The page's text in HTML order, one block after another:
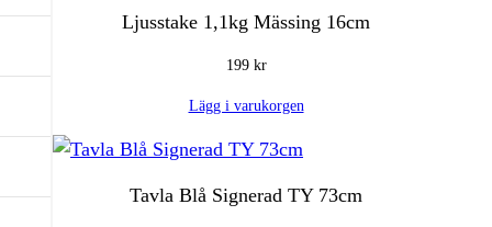
Ljusstake 1,1kg Mässing 16cm
199 kr
Lägg i varukorgen
Tavla Blå Signerad TY 73cm